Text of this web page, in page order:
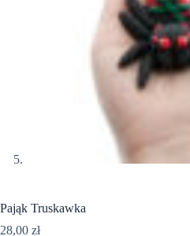
Pająk Truskawka
28,00 zł